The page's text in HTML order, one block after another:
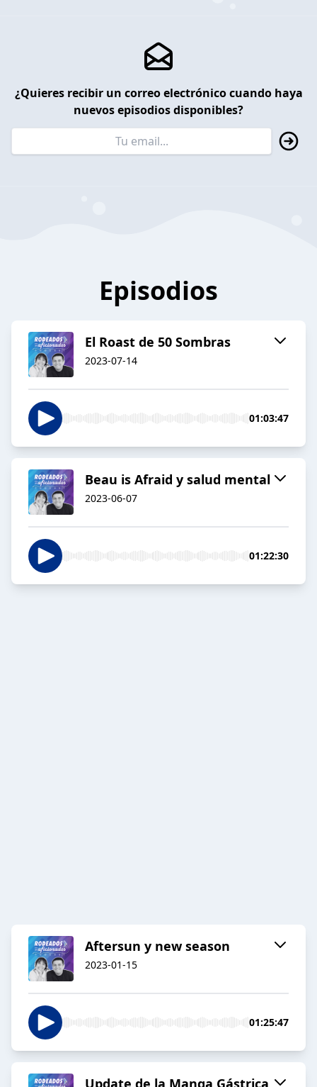
¿Quieres recibir un correo electrónico cuando haya
nuevos episodios disponibles?
Episodios
El Roast de 50 Sombras
2023-07-14
01:03:47
Beau is Afraid y salud mental
2023-06-07
01:22:30
Aftersun y new season
2023-01-15
01:25:47
Update de la Manga Gástrica